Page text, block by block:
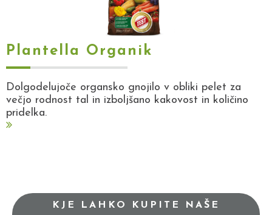
Plantella Organik
Dolgodelujoče organsko gnojilo v obliki pelet za
večjo rodnost tal in izboljšano kakovost in količino
pridelka.
KJE LAHKO KUPITE NAŠE